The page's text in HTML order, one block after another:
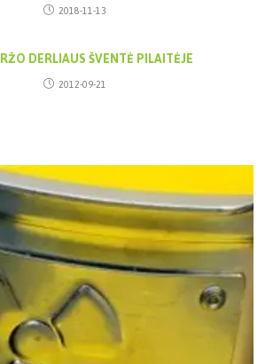
2018-11-13
DERLIAUS ŠVENTĖ PILAITĖJE
2012-09-21